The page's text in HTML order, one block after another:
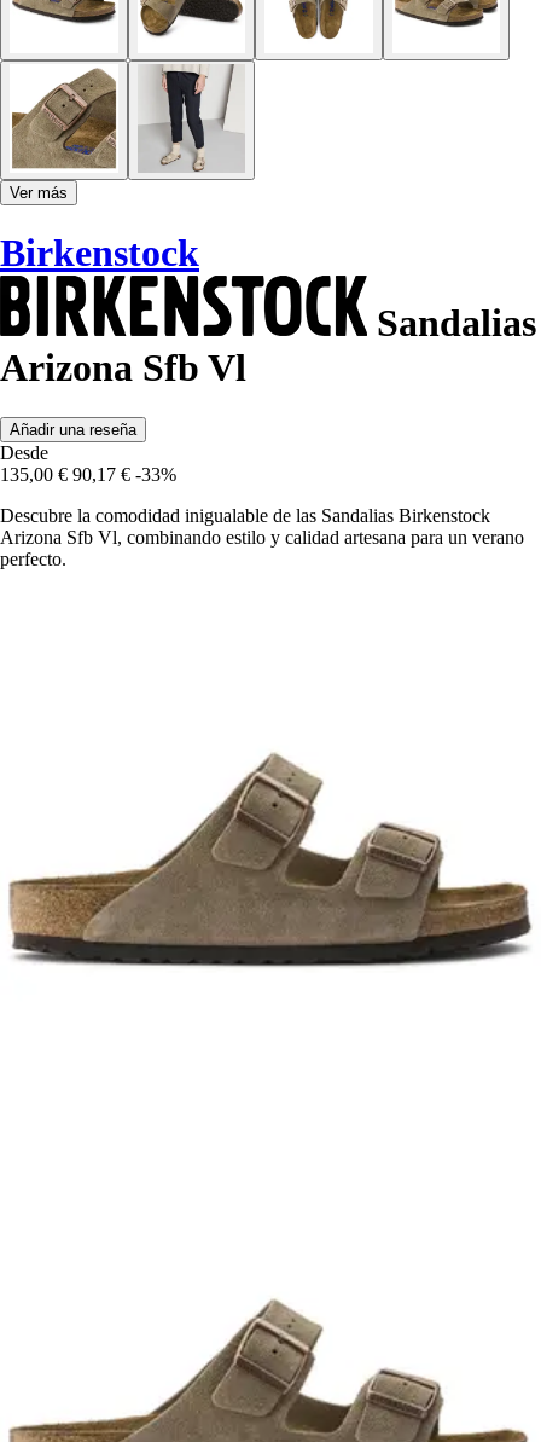
Ver más
Birkenstock
Sandalias
Arizona Sfb Vl
Añadir una reseña
Desde
135,00 € 90,17 € -33%
Descubre la comodidad inigualable de las Sandalias Birkenstock
Arizona Sfb Vl, combinando estilo y calidad artesana para un verano
perfecto.